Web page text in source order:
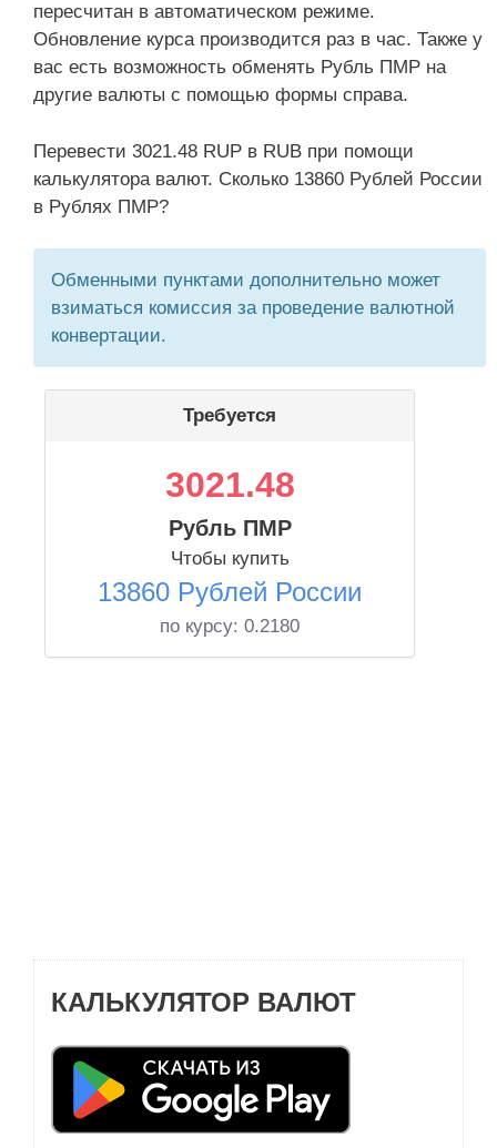
пересчитан в автоматическом режиме.
Обновление курса производится раз в час. Также у
вас есть возможность обменять Рубль ПМР на
другие валюты с помощью формы справа.
Перевести 3021.48 RUP в RUB при помощи
калькулятора валют. Сколько 13860 Рублей России
в Рублях ПМР?
Обменными пунктами дополнительно может
взиматься комиссия за проведение валютной
конвертации.
Требуется
3021.48
Рубль ПМР
Чтобы купить
13860 Рублей России
по курсу: 0.2180
КАЛЬКУЛЯТОР ВАЛЮТ